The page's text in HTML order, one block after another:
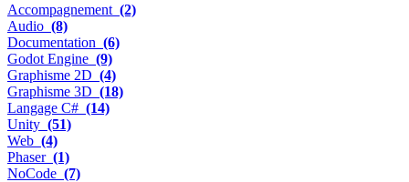
Accompagnement (2)
Audio (8)
Documentation (6)
Godot Engine (9)
Graphisme 2D (4)
Graphisme 3D (18)
Langage C# (14)
Unity (51)
Web (4)
Phaser (1)
NoCode (7)